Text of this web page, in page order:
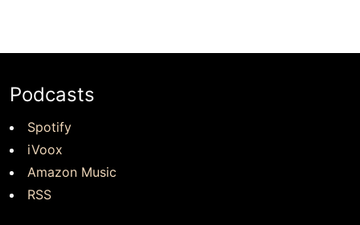
Podcasts
Spotify
iVoox
Amazon Music
RSS